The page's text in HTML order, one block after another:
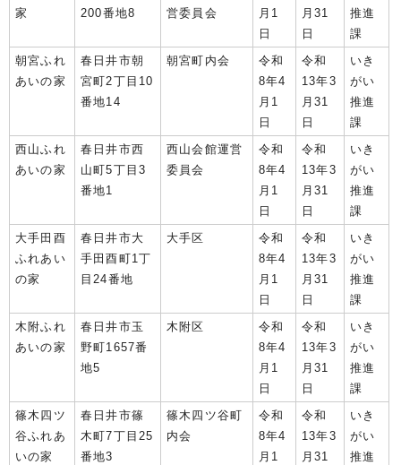
家
200番地8
営委員会
月1
日
月31
日
推進
課
朝宮ふれ
あいの家
春日井市朝
宮町2丁目10
番地14
朝宮町内会
令和
8年4
月1
日
令和
13年3
月31
日
いき
がい
推進
課
西山ふれ
あいの家
春日井市西
山町5丁目3
番地1
西山会館運営
委員会
令和
8年4
月1
日
令和
13年3
月31
日
いき
がい
推進
課
大手田酉
ふれあい
の家
春日井市大
手田酉町1丁
目24番地
大手区
令和
8年4
月1
日
令和
13年3
月31
日
いき
がい
推進
課
木附ふれ
あいの家
春日井市玉
野町1657番
地5
木附区
令和
8年4
月1
日
令和
13年3
月31
日
いき
がい
推進
課
篠木四ツ
谷ふれあ
いの家
春日井市篠
木町7丁目25
番地3
篠木四ツ谷町
内会
令和
8年4
月1
令和
13年3
月31
いき
がい
推進